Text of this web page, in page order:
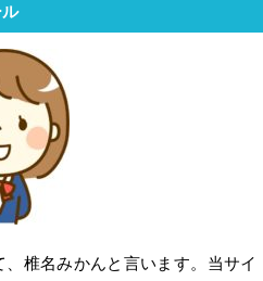
、椎名みかんと言います。当サイ